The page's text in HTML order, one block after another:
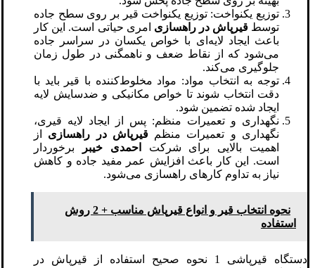
توزیع یکنواخت: توزیع یکنواخت قیر بر روی سطح جاده
توسطقیرپاش در راهسازی امری حیاتی است. این کار
باعث ایجاد لایه‌ای با خواص یکسان در سراسر جاده
می‌شود که از نقاط ضعف و ناهمگنی در طول زمان
جلوگیری می‌کند.
توجه به انتخاب مواد: مواد مخلوط‌کننده با قیر باید با
دقت انتخاب شوند تا خواص مکانیکی و ضدسایش لایه
ایجاد شده تضمین شود.
نگهداری و تعمیرات منظم: پس از ایجاد لایه قیری،
نگهداری و تعمیرات منظمقیرپاش در راهسازی
از
اهمیت بالایی برای شرکت
احمدی خیبر
برخوردار
است. این کار باعث افزایش عمر مفید جاده و کاهش
نیاز به تداوم کارهای راهسازی می‌شود.
نحوه انتخاب قیر و انواع قیرپاش مناسب + 2 روش‌
استفاده
دستگاه قیرپاشی 1 نحوه صحیح استفاده از قیرپاش در